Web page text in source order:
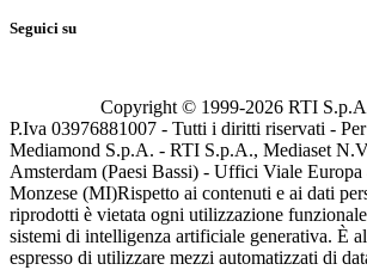
Seguici su
Copyright © 1999-2026 RTI
P.Iva 03976881007 - Tutti i diritti riservati -
Mediamond S.p.A. - RTI S.p.A., Mediaset
Amsterdam (Paesi Bassi) - Uffici Viale
Monzese (MI)Rispetto ai contenuti e ai dati
riprodotti è vietata ogni utilizzazione
sistemi di intelligenza artificiale generativa. È
espresso di utilizzare mezzi automatizzati di